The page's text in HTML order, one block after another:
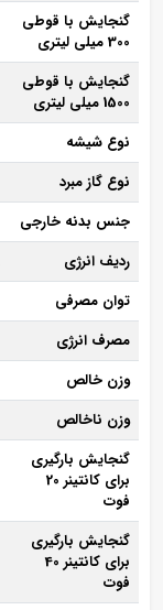
گنجایش با قوطی
300 میلی لیتری
گنجایش با قوطی
1500 میلی لیتری
نوع شیشه
نوع گاز مبرد
جنس بدنه خارجی
ردیف انرژی
توان مصرفی
مصرف انرژی
وزن خالص
وزن ناخالص
گنجایش بارگیری
برای کانتینر 20
فوت
گنجایش بارگیری
برای کانتینر 40
فوت